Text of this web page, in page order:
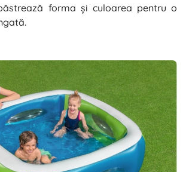
forma și culoarea pentru o